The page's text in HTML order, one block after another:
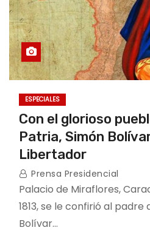
ESPECIALES
Con el glorioso
Patria, Simón
Libertador
Prensa Presidencial
Palacio de Miraflores,
1813, se le confirió al padre
Bolívar…